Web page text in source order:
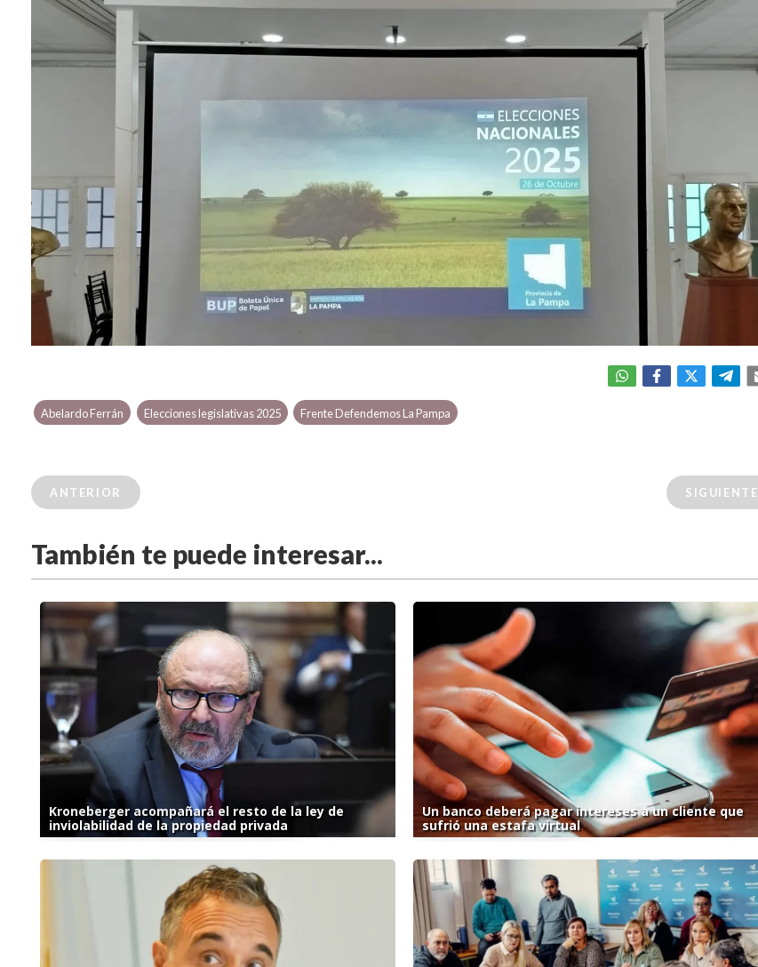
Abelardo Ferrán Elecciones legislativas 2025 Frente Defendemos La Pampa
ANTERIOR SIGUIENTE
También te puede interesar...
Kroneberger acompañará el resto de la ley de
inviolabilidad de la propiedad privada
Un banco deberá pagar intereses a un cliente que
sufrió una estafa virtual